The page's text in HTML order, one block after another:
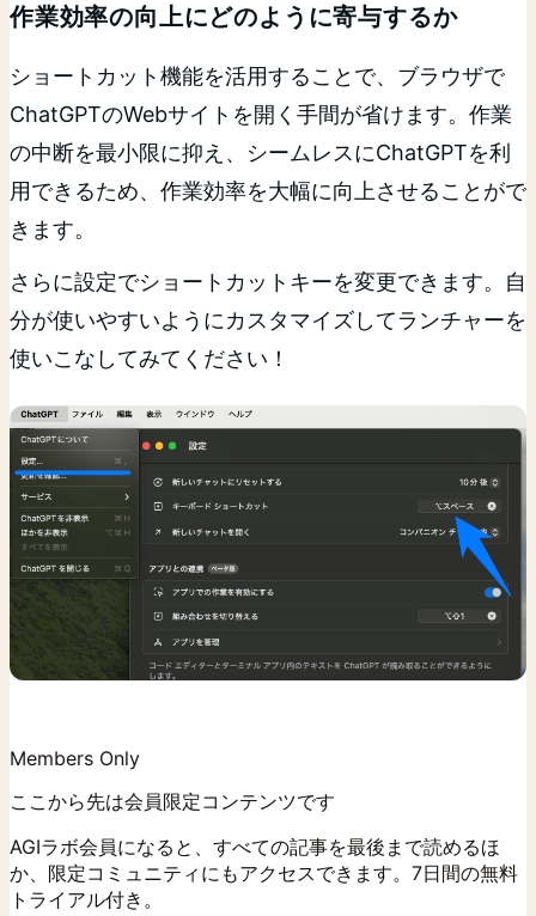
作業効率の向上にどのように寄与するか
ショートカット機能を活用することで、ブラウザで
ChatGPTのWebサイトを開く手間が省けます。作業
の中断を最小限に抑え、シームレスにChatGPTを利
用できるため、作業効率を大幅に向上させることがで
きます。
さらに設定でショートカットキーを変更できます。自
分が使いやすいようにカスタマイズしてランチャーを
使いこなしてみてください！
Members Only
ここから先は会員限定コンテンツです
AGIラボ会員になると、すべての記事を最後まで読めるほ
か、限定コミュニティにもアクセスできます。7日間の無料
トライアル付き。